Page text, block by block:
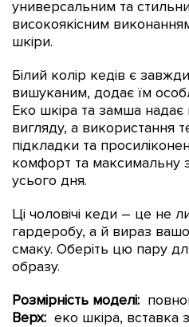
универсальним та
високоякісним
шкіри.
Білий колір кедів є
вишуканим, додає їм
Еко шкіра та замша надає
вигляду, а використання
підкладки та
комфорт та максимальну
усього дня.
Ці чоловічі кеди – це не
гардеробу, а й вираз
смаку. Оберіть цю пару
образу.
Розмірність моделі:
Верх: еко шкіра, вставка